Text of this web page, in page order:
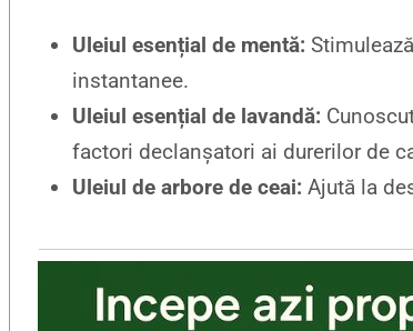
Uleiul esențial de mentă:
instantanee.
Uleiul esențial de lavandă:
factori declanșatori ai durerilor de
Uleiul de arbore de ceai: Ajută la